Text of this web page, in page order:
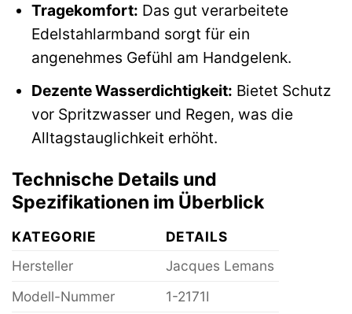
Tragekomfort: Das gut verarbeitete
Edelstahlarmband sorgt für ein
angenehmes Gefühl am Handgelenk.
Dezente Wasserdichtigkeit: Bietet Schutz
vor Spritzwasser und Regen, was die
Alltagstauglichkeit erhöht.
Technische Details und
Spezifikationen im Überblick
KATEGORIE
DETAILS
Hersteller
Jacques Lemans
Modell-Nummer
1-2171I